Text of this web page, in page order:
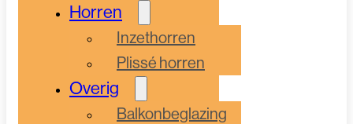
Horren
Inzethorren
Plissé horren
Overig
Balkonbeglazing